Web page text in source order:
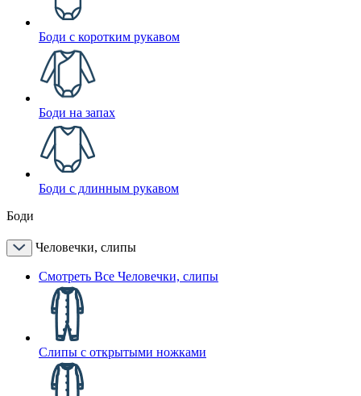
Боди с коротким рукавом
Боди на запах
Боди с длинным рукавом
Боди
Человечки, слипы
Смотреть Все Человечки, слипы
Слипы с открытыми ножками